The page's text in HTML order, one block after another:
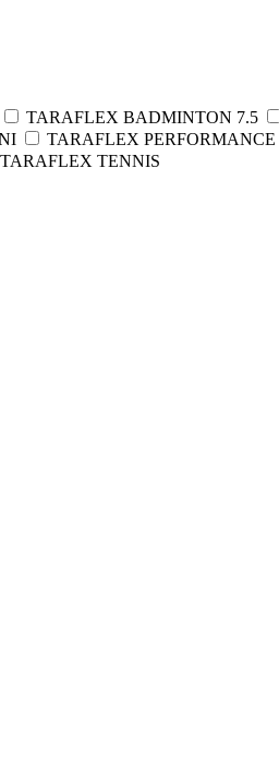
TARAFLEX BADMINTON 7.5
TARAFLEX PERFORMANCE
TARAFLEX TENNIS